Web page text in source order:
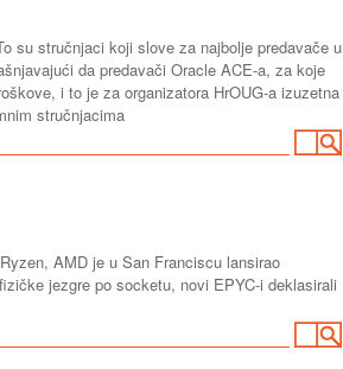
su stručnjaci koji slove za najbolje predavače u
da predavači Oracle ACE-a, za koje
i to je za organizatora HrOUG-a izuzetna
stručnjacima
AMD je u San Franciscu lansirao
jezgre po socketu, novi EPYC-i deklasirali